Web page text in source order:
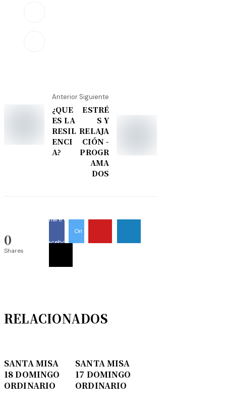
Anterior
¿QUE
ES LA
RESIL
ENCI
A?
Siguiente
ESTRÉ
S Y
RELAJA
CIÓN -
PROGR
AMA
DOS
0
Shares
Share On
Facebook
On
RELACIONADOS
SANTA MISA
18 DOMINGO
ORDINARIO
SANTA MISA
17 DOMINGO
ORDINARIO